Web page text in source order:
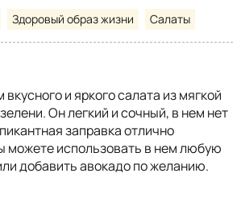
Здоровый образ жизни Салаты
и яркого салата из мягкой
Он легкий и сочный, в нем нет
заправка отлично
можете использовать в нем любую
добавить авокадо по желанию.